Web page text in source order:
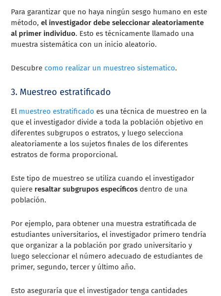
Para garantizar que no haya ningún sesgo humano en este
método,el investigador debe seleccionar aleatoriamente
al primer individuo. Esto es técnicamente llamado una
muestra sistemática con un inicio aleatorio.
Descubre como realizar un muestreo sistematico.
3. Muestreo estratificado
El muestreo estratificado es una técnica de muestreo en la
que el investigador divide a toda la población objetivo en
diferentes subgrupos o estratos, y luego selecciona
aleatoriamente a los sujetos finales de los diferentes
estratos de forma proporcional.
Este tipo de muestreo se utiliza cuando el investigador
quiere resaltar subgrupos específicos dentro de una
población.
Por ejemplo, para obtener una muestra estratificada de
estudiantes universitarios, el investigador primero tendría
que organizar a la población por grado universitario y
luego seleccionar el número adecuado de estudiantes de
primer, segundo, tercer y último año.
Esto aseguraría que el investigador tenga cantidades